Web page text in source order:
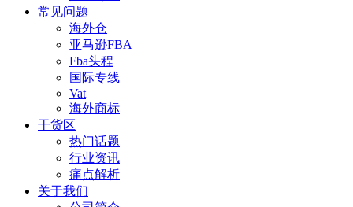
常见问题
海外仓
亚马逊FBA
Fba头程
国际专线
Vat
海外商标
干货区
热门话题
行业资讯
痛点解析
关于我们